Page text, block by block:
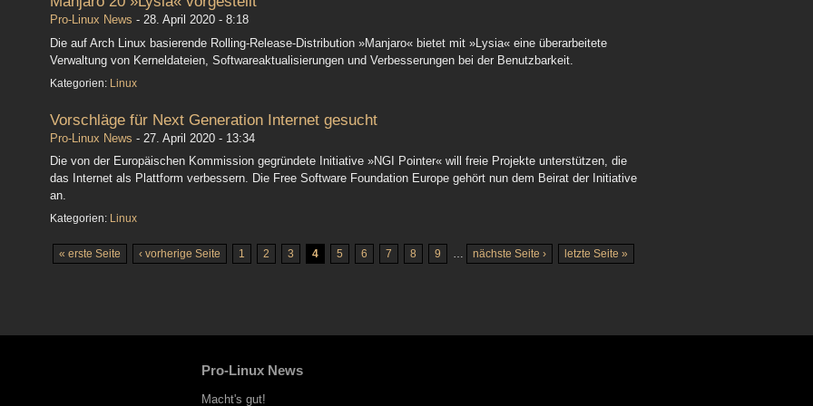
Pro-Linux News - 28. April 2020 - 8:18
Die auf Arch Linux basierende Rolling-Release-Distribution »Manjaro« bietet mit »Lysia« eine überarbeitete
Verwaltung von Kerneldateien, Softwareaktualisierungen und Verbesserungen bei der Benutzbarkeit.
Kategorien: Linux
Vorschläge für Next Generation Internet gesucht
Pro-Linux News - 27. April 2020 - 13:34
Die von der Europäischen Kommission gegründete Initiative »NGI Pointer« will freie Projekte unterstützen, die
das Internet als Plattform verbessern. Die Free Software Foundation Europe gehört nun dem Beirat der Initiative
an.
Kategorien: Linux
« erste Seite ‹ vorherige Seite 1 2 3 4 5 6 7 8 9 nächste Seite › letzte Seite »
Pro-LinuxNews
Macht's gut!